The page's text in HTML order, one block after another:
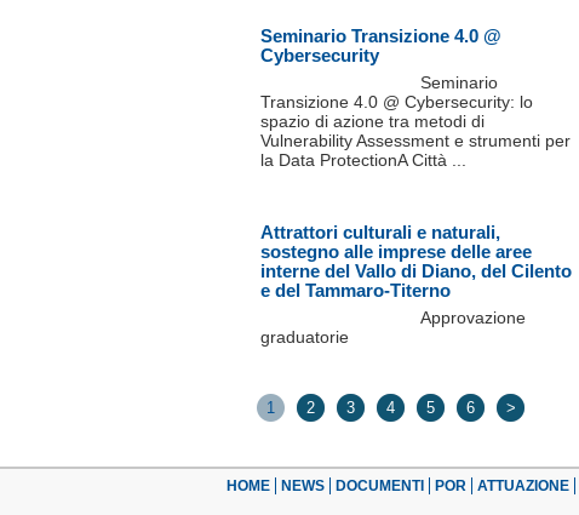
Seminario Transizione 4.0 @
Cybersecurity
Seminario
Transizione 4.0 @ Cybersecurity: lo
spazio di azione tra metodi di
Vulnerability Assessment e strumenti per
la Data ProtectionA Città ...
Attrattori culturali e naturali,
sostegno alle imprese delle aree
interne del Vallo di Diano, del Cilento
e del Tammaro-Titerno
Approvazione
graduatorie
1 2 3 4 5 6 >
HOME NEWS DOCUMENTI POR ATTUAZIONE